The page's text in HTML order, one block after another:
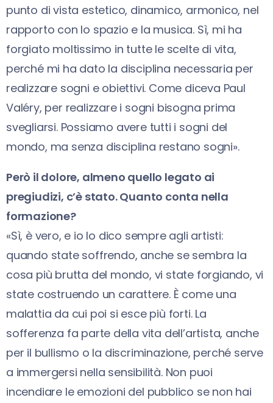
punto di vista estetico, dinamico, armonico, nel
rapporto con lo spazio e la musica. Sì, mi ha
forgiato moltissimo in tutte le scelte di vita,
perché mi ha dato la disciplina necessaria per
realizzare sogni e obiettivi. Come diceva Paul
Valéry, per realizzare i sogni bisogna prima
svegliarsi. Possiamo avere tutti i sogni del
mondo, ma senza disciplina restano sogni».
Però il dolore, almeno quello legato ai
pregiudizi, c’è stato. Quanto conta nella
formazione?
«Sì, è vero, e io lo dico sempre agli artisti:
quando state soffrendo, anche se sembra la
cosa più brutta del mondo, vi state forgiando, vi
state costruendo un carattere. È come una
malattia da cui poi si esce più forti. La
sofferenza fa parte della vita dell’artista, anche
per il bullismo o la discriminazione, perché serve
a immergersi nella sensibilità. Non puoi
incendiare le emozioni del pubblico se non hai